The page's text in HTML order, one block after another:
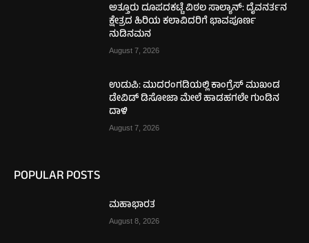
ಅತ್ತೂರು ದೂಪದಕಟ್ಟೆ ವಿಠಲ ಸಾಲ್ಯಾನ್: ದೈವನರ್ತನ
ಕ್ಷೇತ್ರದ ಹಿರಿಯ ಕಲಾವಿದರಿಗೆ ಭಾವಪೂರ್ಣ
ನುಡಿನಮನ
August 7, 2026
ಉಡುಪಿ: ಮುದರಂಗಡಿಯಲ್ಲಿ ಕಾಂಗ್ರೆಸ್ ಮುಖಂಡ
ಡೇವಿಡ್ ಡಿಸೋಜಾ ಮೇಲೆ ಹಾಡಹಗಲೇ ಗುಂಡಿನ
ದಾಳಿ
August 7, 2026
POPULAR POSTS
ಮಹಾಭಾರತ
August 8, 2026